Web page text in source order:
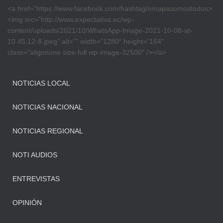
<a href=”https://www.facebook.com/hashtag/emapasomostodos>
<img src=”http://www.expectativa.ec/wp-
content/uploads/2021/10/WhatsApp-Image-2021-10-08-at-
10.45.12-8.jpeg” alt=”” width=”1280″ height=”164″
class=”alignnone size-full wp-image-32500″ /></a>
NOTICIAS LOCAL
NOTICIAS NACIONAL
NOTICIAS REGIONAL
NOTI AUDIOS
ENTREVISTAS
OPINIÓN